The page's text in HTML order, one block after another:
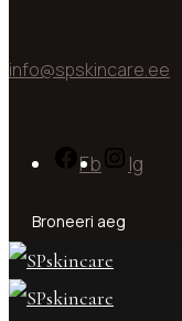
info@spskincare.ee
Fb Ig
Broneeri aeg